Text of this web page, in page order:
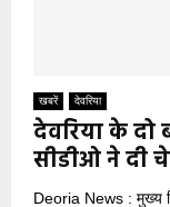
खबरें देवरिया
देवरिया के
सीडीओ ने दी
Deoria News : मुख्य